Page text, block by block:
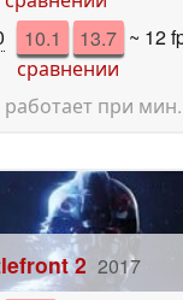
10.1 13.7 ~ 12
сравнении
при
2 2017